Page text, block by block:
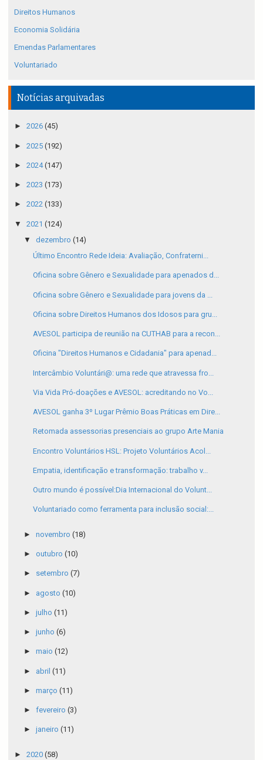
Direitos Humanos
Economia Solidária
Emendas Parlamentares
Voluntariado
Notícias arquivadas
► 2026 (45)
► 2025 (192)
► 2024(147)
► 2023 (173)
► 2022 (133)
▼ 2021 (124)
▼ dezembro (14)
Último Encontro Rede Ideia: Avaliação, Confraterni...
Oficina sobre Gênero e Sexualidade para apenados d...
Oficina sobre Gênero e Sexualidade para jovens da ...
Oficina sobre Direitos Humanos dos Idosos para gru...
AVESOL participa de reunião na CUTHAB para a recon...
Oficina "Direitos Humanos e Cidadania" para apenad...
Intercâmbio Voluntári@: uma rede que atravessa fro...
Via Vida Pró-doações e AVESOL: acreditando no Vo...
AVESOL ganha 3º Lugar Prêmio Boas Práticas em Dire...
Retomada assessorias presenciais ao grupo Arte Mania
Encontro Voluntários HSL: Projeto Voluntários Acol...
Empatia, identificação e transformação: trabalho v...
Outro mundo é possível:Dia Internacional do Volunt...
Voluntariado como ferramenta para inclusão social:...
► novembro (18)
► outubro (10)
► setembro (7)
► agosto (10)
► julho (11)
► junho (6)
► maio (12)
► abril (11)
► março (11)
► fevereiro (3)
► janeiro (11)
► 2020 (58)